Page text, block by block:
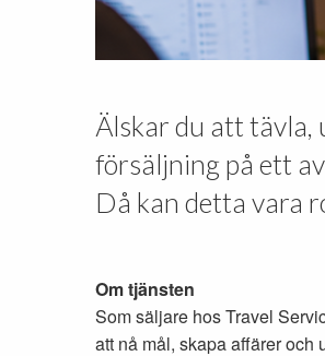
Älskar du att tävla,
försäljning på ett
Då kan detta vara
Om tjänsten
Som säljare hos Travel
att nå mål, skapa affärer och